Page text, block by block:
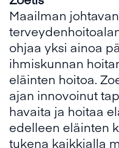
Maailman
ohjaa yksi ainoa
ihmiskunnan
eläinten hoitoa.
ajan innovoinut
havaita ja hoitaa
edelleen eläinten
tukena kaikkialla